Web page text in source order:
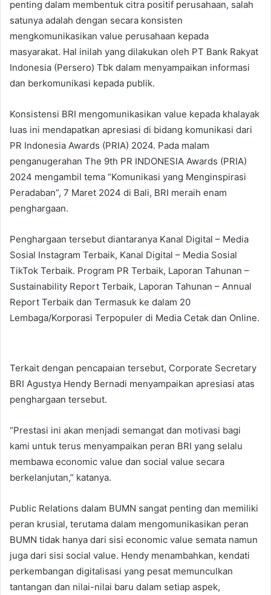
penting dalam membentuk citra positif perusahaan, salah
satunya adalah dengan secara konsisten
mengkomunikasikan value perusahaan kepada
masyarakat. Hal inilah yang dilakukan oleh PT Bank Rakyat
Indonesia (Persero) Tbk dalam menyampaikan informasi
dan berkomunikasi kepada publik.
Konsistensi BRI mengomunikasikan value kepada khalayak
luas ini mendapatkan apresiasi di bidang komunikasi dari
PR Indonesia Awards (PRIA) 2024. Pada malam
penganugerahan The 9th PR INDONESIA Awards (PRIA)
2024 mengambil tema “Komunikasi yang Menginspirasi
Peradaban”, 7 Maret 2024 di Bali, BRI meraih enam
penghargaan.
Penghargaan tersebut diantaranya Kanal Digital – Media
Sosial Instagram Terbaik, Kanal Digital – Media Sosial
TikTok Terbaik. Program PR Terbaik, Laporan Tahunan –
Sustainability Report Terbaik, Laporan Tahunan – Annual
Report Terbaik dan Termasuk ke dalam 20
Lembaga/Korporasi Terpopuler di Media Cetak dan Online.
Terkait dengan pencapaian tersebut, Corporate Secretary
BRI Agustya Hendy Bernadi menyampaikan apresiasi atas
penghargaan tersebut.
“Prestasi ini akan menjadi semangat dan motivasi bagi
kami untuk terus menyampaikan peran BRI yang selalu
membawa economic value dan social value secara
berkelanjutan,” katanya.
Public Relations dalam BUMN sangat penting dan memiliki
peran krusial, terutama dalam mengomunikasikan peran
BUMN tidak hanya dari sisi economic value semata namun
juga dari sisi social value. Hendy menambahkan, kendati
perkembangan digitalisasi yang pesat memunculkan
tantangan dan nilai-nilai baru dalam setiap aspek,